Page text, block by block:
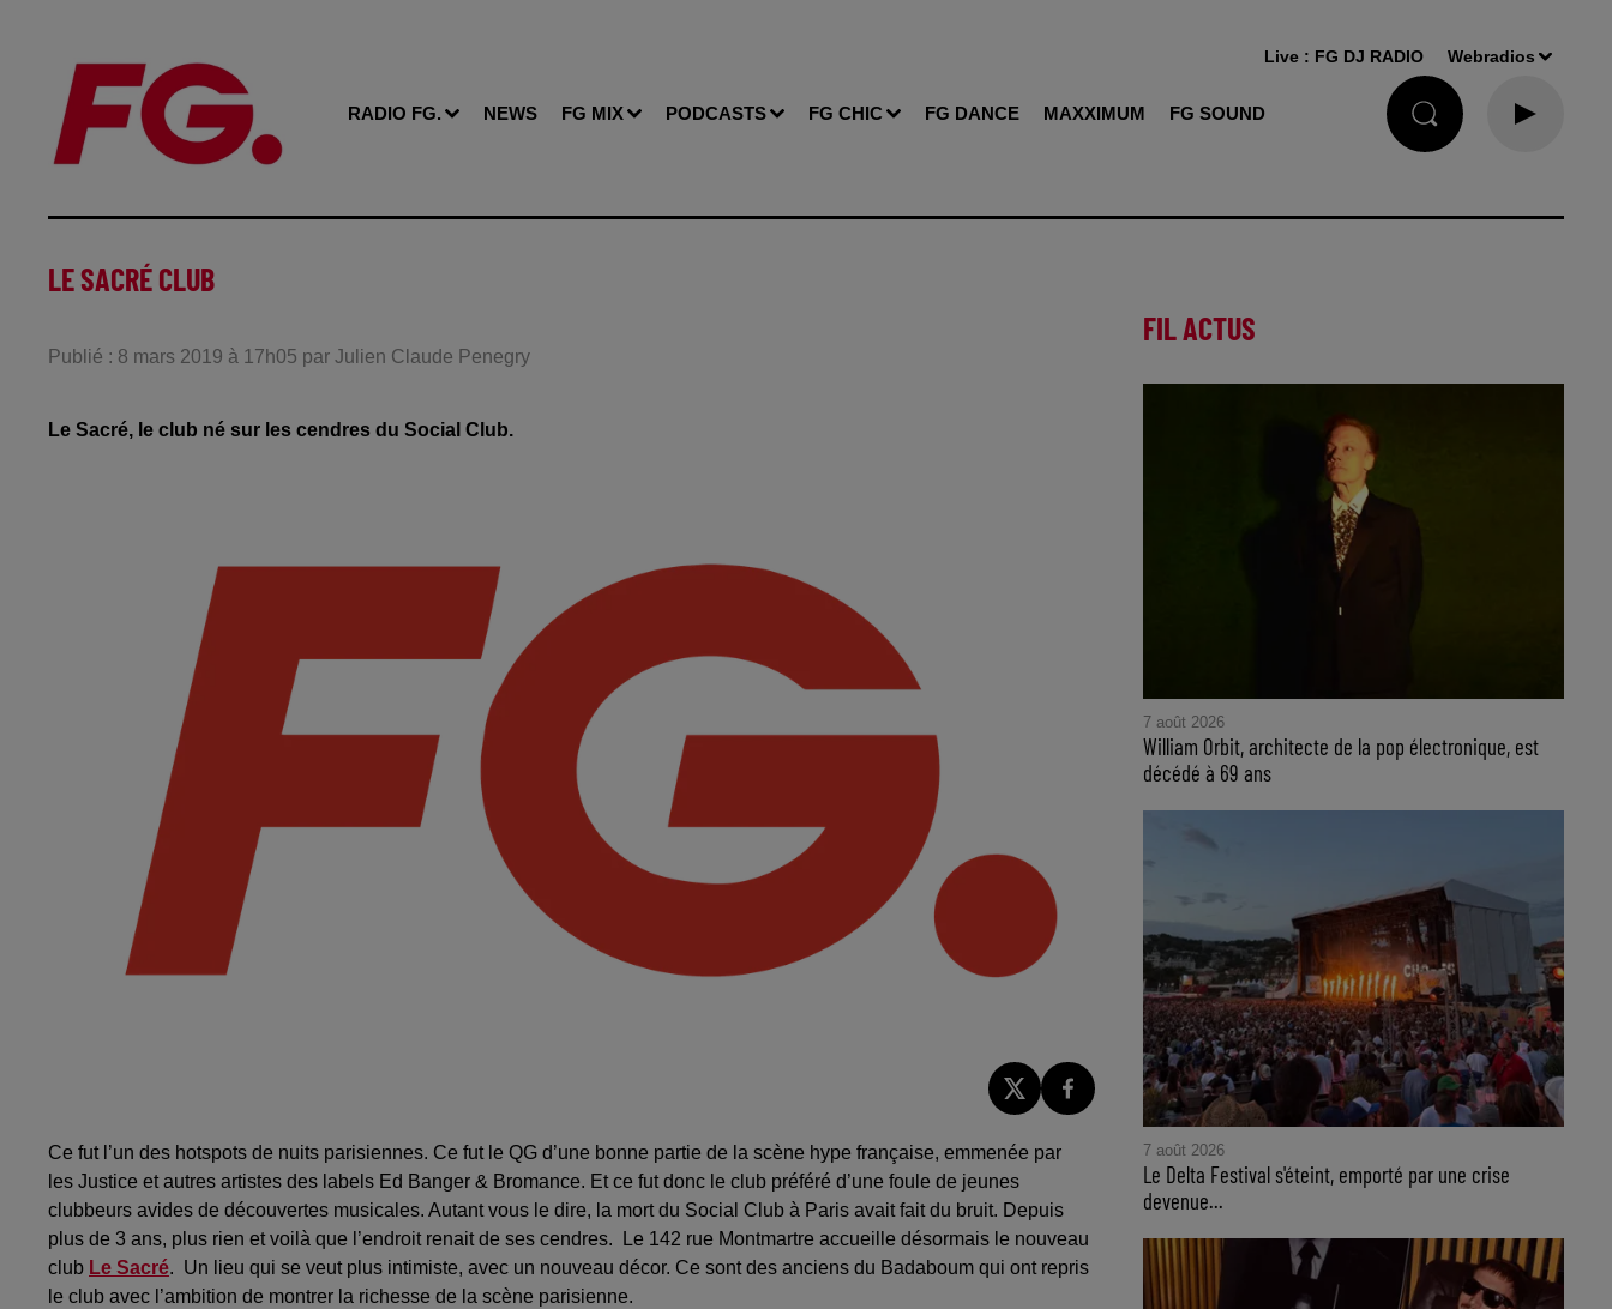
RADIO FG. NEWS FG MIX PODCASTS FG CHIC FG DANCE MAXXIMUM FG SOUND
Live : FG DJ RADIO Webradios
LE SACRÉ CLUB
Publié : 8 mars 2019 à 17h05 par Julien Claude Penegry
Le Sacré, le club né sur les cendres du Social Club.
Ce fut l’un des hotspots de nuits parisiennes. Ce fut le QG d’une bonne partie de la scène hype française, emmenée par
les Justice et autres artistes des labels Ed Banger & Bromance. Et ce fut donc le club préféré d’une foule de jeunes
clubbeurs avides de découvertes musicales. Autant vous le dire, la mort du Social Club à Paris avait fait du bruit. Depuis
plus de 3 ans, plus rien et voilà que l’endroit renait de ses cendres. Le 142 rue Montmartre accueille désormais le nouveau
club Le Sacré. Un lieu qui se veut plus intimiste, avec un nouveau décor. Ce sont des anciens du Badaboum qui ont repris
le club avec l’ambition de montrer la richesse de la scène parisienne.
FIL ACTUS
7 août 2026
William Orbit, architecte de la pop électronique, est
décédé à 69 ans
7 août 2026
Le Delta Festival s'éteint, emporté par une crise
devenue...